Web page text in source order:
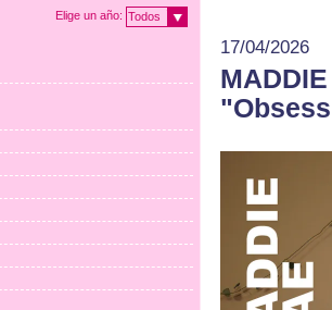
17/04/2026
Elige un año: Todos